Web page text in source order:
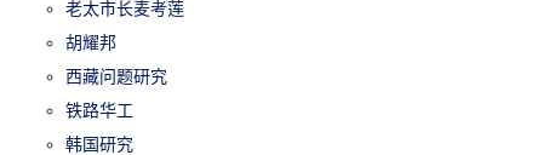
老太市长麦考莲
胡耀邦
西藏问题研究
铁路华工
韩国研究